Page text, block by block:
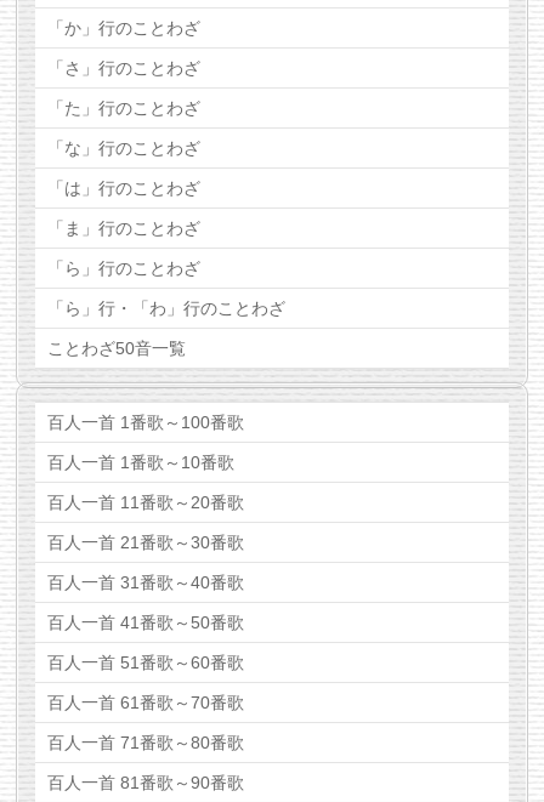
「か」行のことわざ
「さ」行のことわざ
「た」行のことわざ
「な」行のことわざ
「は」行のことわざ
「ま」行のことわざ
「ら」行のことわざ
「ら」行・「わ」行のことわざ
ことわざ50音一覧
百人一首 1番歌～100番歌
百人一首 1番歌～10番歌
百人一首 11番歌～20番歌
百人一首 21番歌～30番歌
百人一首 31番歌～40番歌
百人一首 41番歌～50番歌
百人一首 51番歌～60番歌
百人一首 61番歌～70番歌
百人一首 71番歌～80番歌
百人一首 81番歌～90番歌